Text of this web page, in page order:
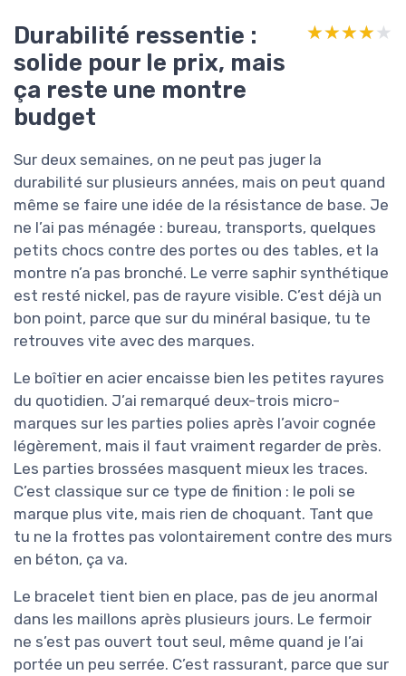
Durabilité ressentie :
solide pour le prix, mais
ça reste une montre
budget
★★★★★
★★★★★
Sur deux semaines, on ne peut pas juger la
durabilité sur plusieurs années, mais on peut quand
même se faire une idée de la résistance de base. Je
ne l’ai pas ménagée : bureau, transports, quelques
petits chocs contre des portes ou des tables, et la
montre n’a pas bronché. Le verre saphir synthétique
est resté nickel, pas de rayure visible. C’est déjà un
bon point, parce que sur du minéral basique, tu te
retrouves vite avec des marques.
Le boîtier en acier encaisse bien les petites rayures
du quotidien. J’ai remarqué deux-trois micro-
marques sur les parties polies après l’avoir cognée
légèrement, mais il faut vraiment regarder de près.
Les parties brossées masquent mieux les traces.
C’est classique sur ce type de finition : le poli se
marque plus vite, mais rien de choquant. Tant que
tu ne la frottes pas volontairement contre des murs
en béton, ça va.
Le bracelet tient bien en place, pas de jeu anormal
dans les maillons après plusieurs jours. Le fermoir
ne s’est pas ouvert tout seul, même quand je l’ai
portée un peu serrée. C’est rassurant, parce que sur